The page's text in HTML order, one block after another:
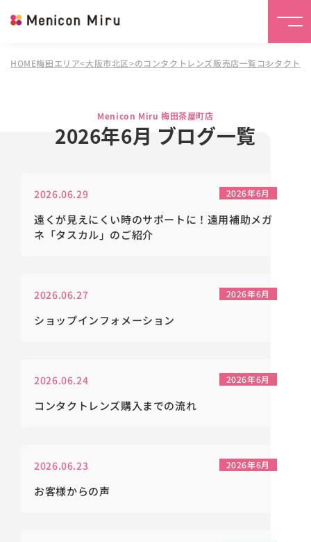
HOME梅田エリア<大阪市北区>のコンタクトレンズ販売店一覧コンタクト
Menicon Miru 梅田茶屋町店
2026年6月 ブログ一覧
2026.06.29 2026年6月
遠くが見えにくい時のサポートに！遠用補助メガ
ネ「タスカル」のご紹介
2026.06.27 2026年6月
ショップインフォメーション
2026.06.24 2026年6月
コンタクトレンズ購入までの流れ
2026.06.23 2026年6月
お客様からの声